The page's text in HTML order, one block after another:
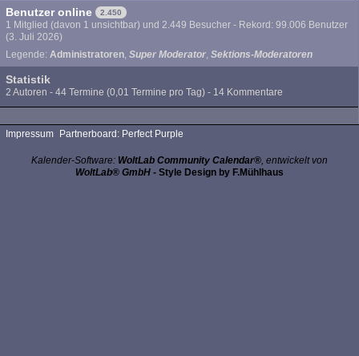
Benutzer online 2.450
1 Mitglied (davon 1 unsichtbar) und 2.449 Besucher - Rekord: 99.006 Benutzer
(3. Juli 2026)
Legende: Administratoren Super Moderator Sektions-Moderatoren
Statistik
2 Autoren - 44 Termine (0,01 Termine pro Tag) - 14 Kommentare
Impressum Partnerboard: Perfect Purple
Kalender-Software: WoltLab Community Calendar®, entwickelt von
WoltLab® GmbH